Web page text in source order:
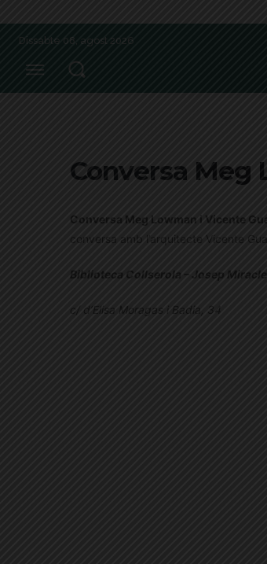
Dissabte 08, agost 2026
Conversa Meg
Conversa Meg Lowman i Vicente
conversa amb l’arquitecte Vicente
Biblioteca Collserola – Josep Miracle
c/ d’Elisa Moragas i Badia, 34